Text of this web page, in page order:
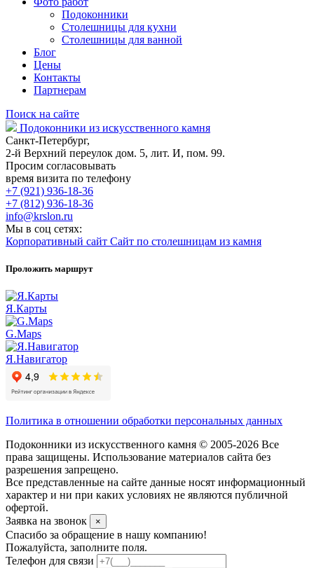
Подоконники
Столешницы для кухни
Столешницы для ванной
Блог
Цены
Контакты
Партнерам
Поиск на сайте
Подоконники из искусственного камня
Санкт-Петербург,
2-й Верхний переулок дом. 5, лит. И, пом. 99.
Просим согласовывать
время визита по телефону
+7 (921) 936-18-36
+7 (812) 936-18-36
info@krslon.ru
Мы в соц сетях:
Корпоративный сайт Сайт по столешницам из камня
Проложить маршрут
Я.Карты
G.Maps
Я.Навигатор
Политика в отношении обработки персональных данных
Подоконники из искусственного камня © 2005-2026 Все
права защищены. Использование материалов сайта без
разрешения запрещено.
Все представленные на сайте данные носят информационный
характер и ни при каких условиях не являются публичной
офертой.
Заявка на звонок
×
Спасибо за обращение в нашу компанию!
Пожалуйста, заполните поля.
Телефон для связи